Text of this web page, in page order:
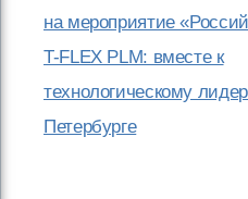
на мероприятие
T-FLEX PLM: вместе к
технологическому
Петербурге